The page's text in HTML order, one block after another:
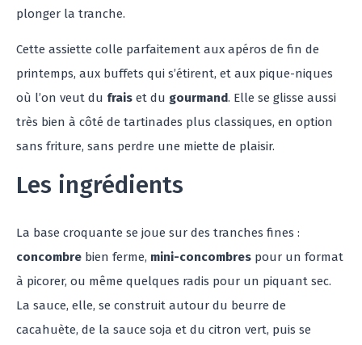
plonger la tranche.
Cette assiette colle parfaitement aux apéros de fin de
printemps, aux buffets qui s’étirent, et aux pique-niques
où l’on veut du frais et du gourmand. Elle se glisse aussi
très bien à côté de tartinades plus classiques, en option
sans friture, sans perdre une miette de plaisir.
Les ingrédients
La base croquante se joue sur des tranches fines :
concombre bien ferme, mini-concombres pour un format
à picorer, ou même quelques radis pour un piquant sec.
La sauce, elle, se construit autour du beurre de
cacahuète, de la sauce soja et du citron vert, puis se